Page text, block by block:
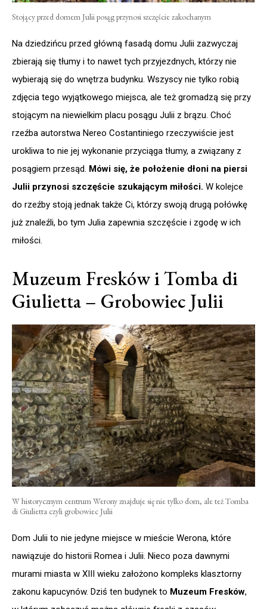
Stojący przed domem Julii posąg przynosi szczęście zakochanym
Na dziedzińcu przed główną fasadą domu Julii zazwyczaj
zbierają się tłumy i to nawet tych przyjezdnych, którzy nie
wybierają się do wnętrza budynku. Wszyscy nie tylko robią
zdjęcia tego wyjątkowego miejsca, ale też gromadzą się przy
stojącym na niewielkim placu posągu Julii z brązu. Choć
rzeźba autorstwa Nereo Costantiniego rzeczywiście jest
urokliwa to nie jej wykonanie przyciąga tłumy, a związany z
posągiem przesąd. Mówi się, że położenie dłoni na piersi
Julii przynosi szczęście szukającym miłości. W kolejce
do rzeźby stoją jednak także Ci, którzy swoją drugą połówkę
już znaleźli, bo tym Julia zapewnia szczęście i zgodę w ich
miłości.
Muzeum Fresków i Tomba di
Giulietta – Grobowiec Julii
W historycznym centrum Werony znajduje się nie tylko dom, ale też Tomba
di Giulietta czyli grobowiec Julii
Dom Julii to nie jedyne miejsce w mieście Werona, które
nawiązuje do historii Romea i Julii. Nieco poza dawnymi
murami miasta w XIII wieku założono kompleks klasztorny
zakonu kapucynów. Dziś ten budynek to Muzeum Fresków,